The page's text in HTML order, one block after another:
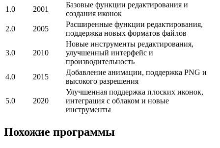
1.0 2001
Базовые функции редактирования и
создания иконок
2.0
2005
Расширенные функции редактирования,
поддержка новых форматов файлов
3.0 2010
Новые инструменты редактирования,
улучшенный интерфейс и
производительность
4.0
2015
Добавление анимации, поддержка PNG и
высокого разрешения
5.0 2020
Улучшенная поддержка плоских иконок,
интеграция с облаком и новые
инструменты
Похожие программы